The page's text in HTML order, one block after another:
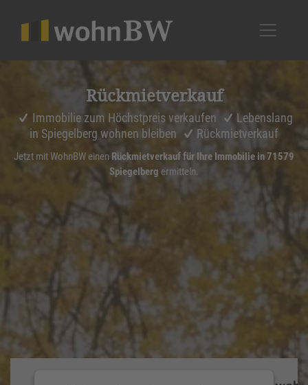
Rückmiet­ver­kauf
Immobilie zum Höchstpreis verkaufen
Lebenslang
in Spiegelberg wohnen bleiben
Rückmietverkauf
Jetzt mit WohnBW einen Rückmietverkauf für Ihre Immobilie in 71579
Spiegelberg ermitteln.